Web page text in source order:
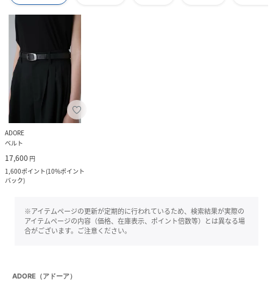
ADORE
ベルト
17,600 円
1,600ポイント(10%ポイント
バック)
※アイテムページの更新が定期的に行われているため、検索結果が実際の
アイテムページの内容（価格、在庫表示、ポイント倍数等）とは異なる場
合がございます。ご注意ください。
ADORE（アドーア）